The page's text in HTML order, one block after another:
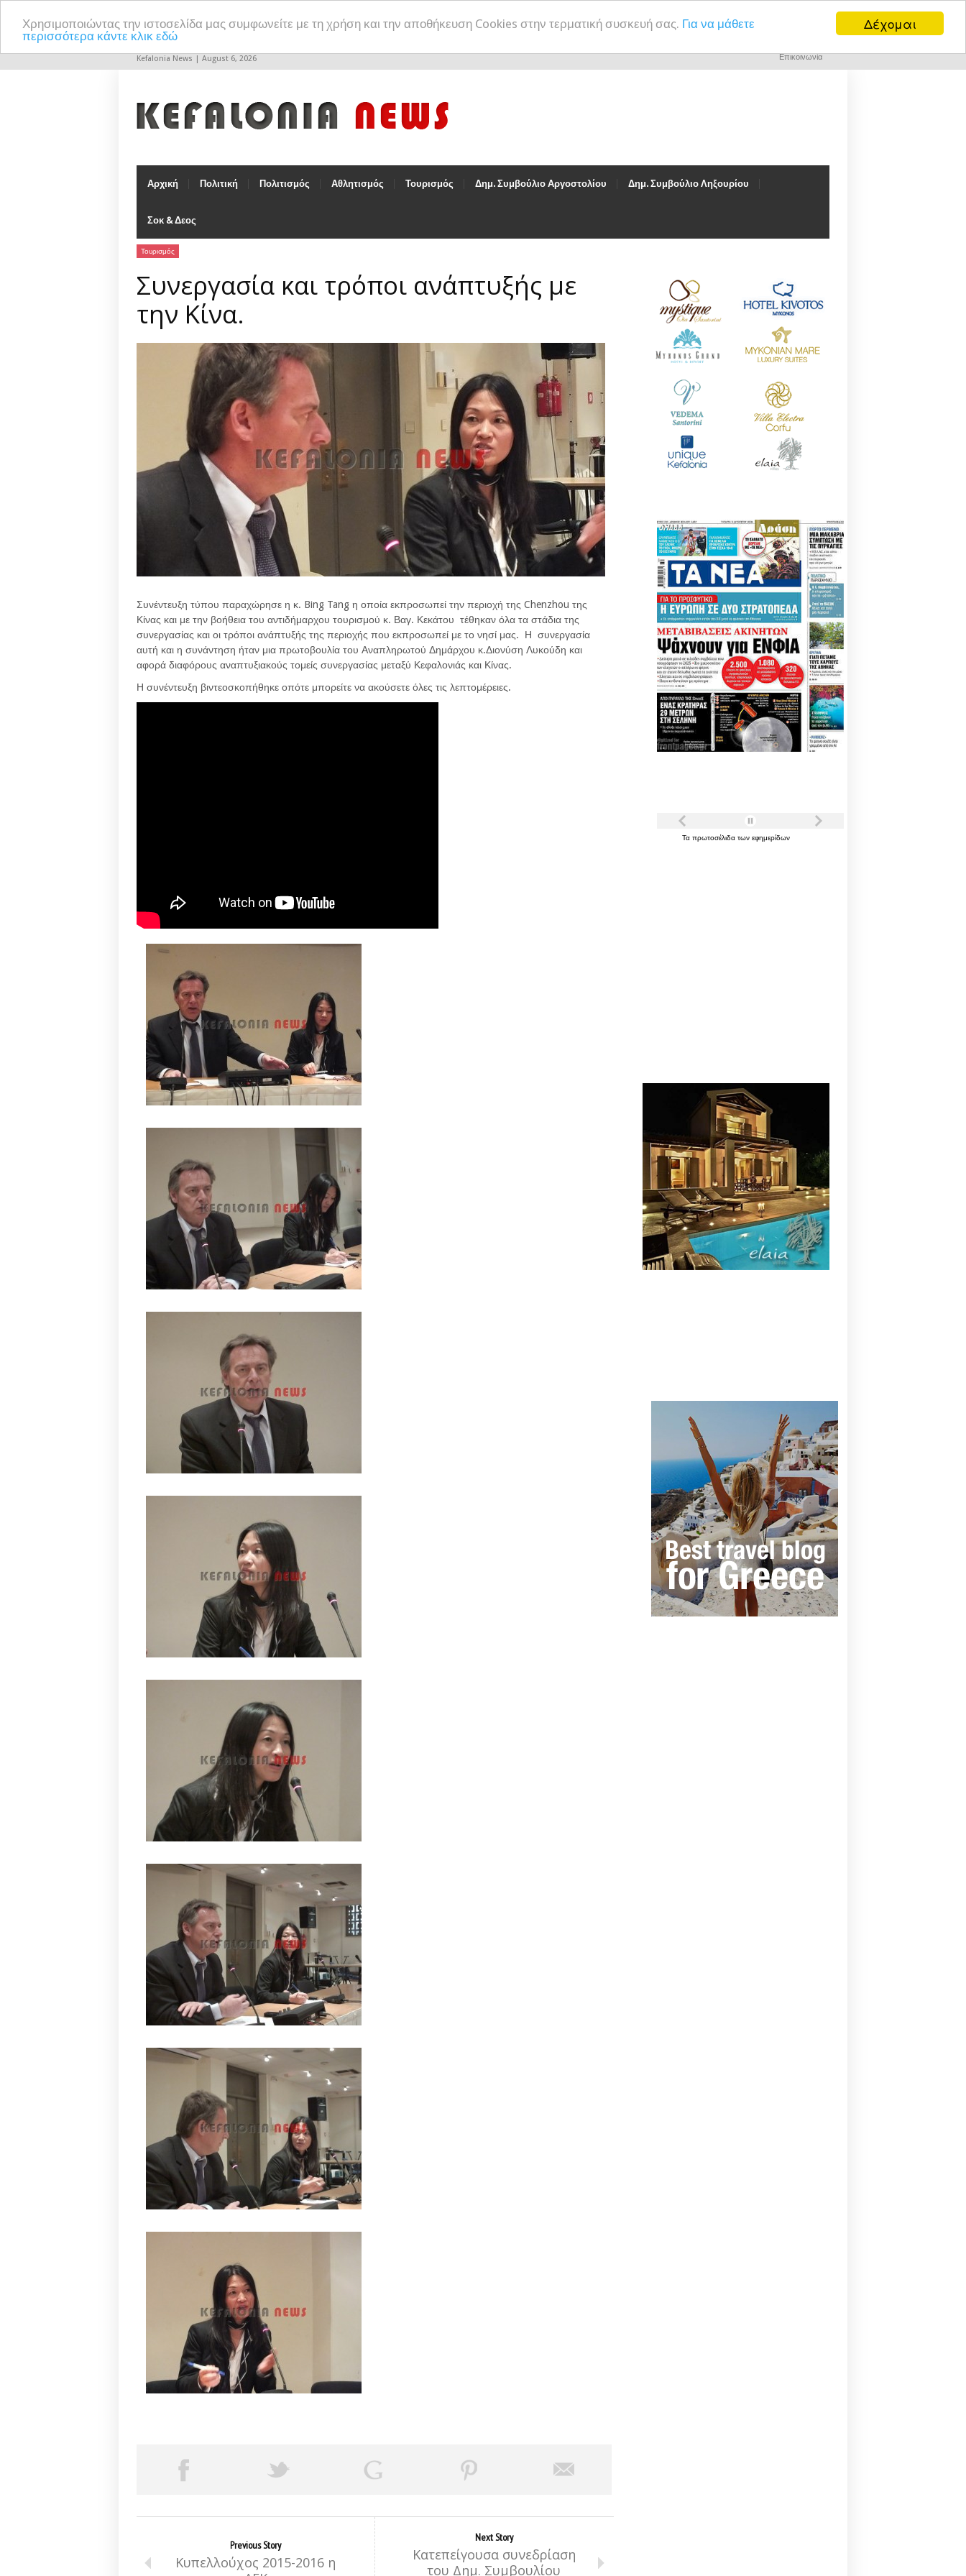
Δέχομαι
Χρησιμοποιώντας την ιστοσελίδα μας συμφωνείτε με τη χρήση και την αποθήκευση Cookies στην τερματική συσκευή σας. Για να μάθετε
περισσότερα κάντε κλικ εδώ
Kefalonia News | August 6, 2026 Επικοινωνία
Αρχική Πολιτική Πολιτισμός Αθλητισμός Τουρισμός Δημ. Συμβούλιο Αργοστολίου Δημ. Συμβούλιο Ληξουρίου
Σοκ & Δεος
Τουρισμός
Συνεργασία και τρόποι ανάπτυξής με
την Κίνα.
Συνέντευξη τύπου παραχώρησε η κ. Bing Tang η οποία εκπροσωπεί την περιοχή της Chenzhou της
Κίνας και με την βοήθεια του αντιδήμαρχου τουρισμού κ. Βαγ. Κεκάτου τέθηκαν όλα τα στάδια της
συνεργασίας και οι τρόποι ανάπτυξής της περιοχής που εκπροσωπεί με το νησί μας. Η συνεργασία
αυτή και η συνάντηση ήταν μια πρωτοβουλία του Αναπληρωτού Δημάρχου κ.Διονύση Λυκούδη και
αφορά διαφόρους αναπτυξιακούς τομείς συνεργασίας μεταξύ Κεφαλονιάς και Κίνας.
Η συνέντευξη βιντεοσκοπήθηκε οπότε μπορείτε να ακούσετε όλες τις λεπτομέρειες.
Previous Story
Κυπελλούχος 2015-2016 η
Next Story
Κατεπείγουσα συνεδρίαση
του Δημ. Συμβουλίου
Τα πρωτοσέλιδα των εφημερίδων